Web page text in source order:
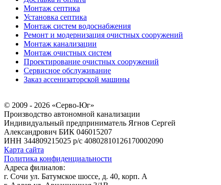
Монтаж септика
Установка септика
Монтаж систем водоснабжения
Ремонт и модернизация очистных сооружений
Монтаж канализации
Монтаж очистных систем
Проектирование очистных сооружений
Сервисное обслуживание
Заказ ассенизаторской машины
© 2009 - 2026 «Серво-Юг»
Производство автономной канализации
Индивидуальный предприниматель Ягнов Сергей
Александрович БИК 046015207
ИНН 344809215025 р/с 40802810126170002090
Карта сайта
Политика конфиденциальности
Адреса филиалов:
г. Сочи ул. Батумское шоссе, д. 40, корп. А